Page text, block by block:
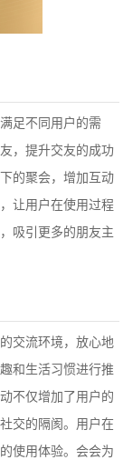
足不同用户的需
，提升交友的成功
的聚会，增加互动
让用户在使用过程
吸引更多的朋友主
交流环境，放心地
和生活习惯进行推
不仅增加了用户的
交的隔阂。用户在
使用体验。会会为